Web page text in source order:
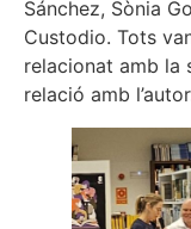
Sánchez, Sònia
Custodio. Tots
relacionat amb la
relació amb